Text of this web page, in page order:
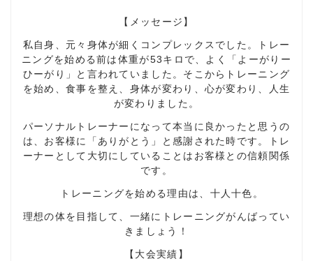
【メッセージ】
私自身、元々身体が細くコンプレックスでした。トレー
ニングを始める前は体重が53キロで、よく「よーがりー
ひーがり」と言われていました。そこからトレーニング
を始め、食事を整え、身体が変わり、心が変わり、人生
が変わりました。
パーソナルトレーナーになって本当に良かったと思うの
は、お客様に「ありがとう」と感謝された時です。トレ
ーナーとして大切にしていることはお客様との信頼関係
です。
トレーニングを始める理由は、十人十色。
理想の体を目指して、一緒にトレーニングがんばってい
きましょう！
【大会実績】